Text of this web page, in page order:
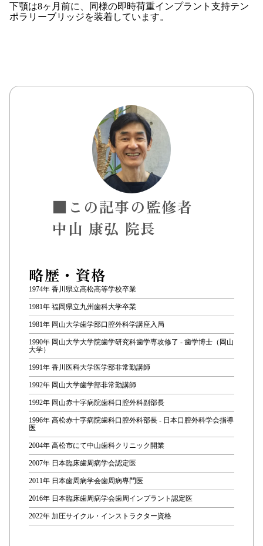
下顎は8ヶ月前に、同様の即時荷重インプラント支持テン
ポラリーブリッジを装着しています。
■この記事の監修者
中山 康弘 院長
略歴・資格
1974年 香川県立高松高等学校卒業
1981年 福岡県立九州歯科大学卒業
1981年 岡山大学歯学部口腔外科学講座入局
1990年 岡山大学大学院歯学研究科歯学専攻修了 - 歯学博士（岡山
大学）
1991年 香川医科大学医学部非常勤講師
1992年 岡山大学歯学部非常勤講師
1992年 岡山赤十字病院歯科口腔外科副部長
1996年 高松赤十字病院歯科口腔外科部長 - 日本口腔外科学会指導
医
2004年 高松市にて中山歯科クリニック開業
2007年 日本臨床歯周病学会認定医
2011年 日本歯周病学会歯周病専門医
2016年 日本臨床歯周病学会歯周インプラント認定医
2022年 加圧サイクル・インストラクター資格